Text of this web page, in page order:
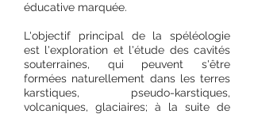
éducative marquée.
L'objectif principal de la spéléologie
est l'exploration et l'étude des cavités
souterraines, qui peuvent s'être
formées naturellement dans les terres
karstiques, pseudo-karstiques,
volcaniques, glaciaires; à la suite de